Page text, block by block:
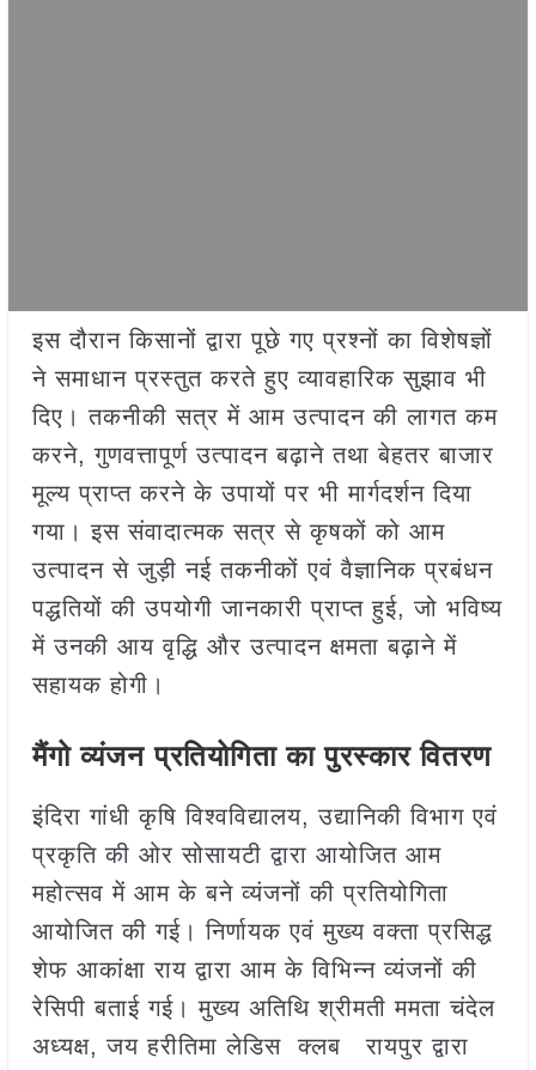
इस दौरान किसानों द्वारा पूछे गए प्रश्नों का विशेषज्ञों
ने समाधान प्रस्तुत करते हुए व्यावहारिक सुझाव भी
दिए। तकनीकी सत्र में आम उत्पादन की लागत कम
करने, गुणवत्तापूर्ण उत्पादन बढ़ाने तथा बेहतर बाजार
मूल्य प्राप्त करने के उपायों पर भी मार्गदर्शन दिया
गया। इस संवादात्मक सत्र से कृषकों को आम
उत्पादन से जुड़ी नई तकनीकों एवं वैज्ञानिक प्रबंधन
पद्धतियों की उपयोगी जानकारी प्राप्त हुई, जो भविष्य
में उनकी आय वृद्धि और उत्पादन क्षमता बढ़ाने में
सहायक होगी।
मैंगो व्यंजन प्रतियोगिता का पुरस्कार वितरण
इंदिरा गांधी कृषि विश्वविद्यालय, उद्यानिकी विभाग एवं
प्रकृति की ओर सोसायटी द्वारा आयोजित आम
महोत्सव में आम के बने व्यंजनों की प्रतियोगिता
आयोजित की गई। निर्णायक एवं मुख्य वक्ता प्रसिद्ध
शेफ आकांक्षा राय द्वारा आम के विभिन्न व्यंजनों की
रेसिपी बताई गई। मुख्य अतिथि श्रीमती ममता चंदेल
अध्यक्ष, जय हरीतिमा लेडिस क्लब रायपुर द्वारा